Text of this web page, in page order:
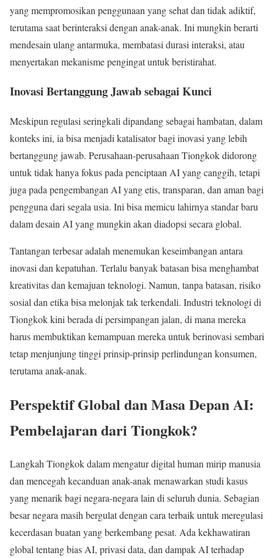
yang mempromosikan penggunaan yang sehat dan tidak adiktif,
terutama saat berinteraksi dengan anak-anak. Ini mungkin berarti
mendesain ulang antarmuka, membatasi durasi interaksi, atau
menyertakan mekanisme pengingat untuk beristirahat.
Inovasi Bertanggung Jawab sebagai Kunci
Meskipun regulasi seringkali dipandang sebagai hambatan, dalam
konteks ini, ia bisa menjadi katalisator bagi inovasi yang lebih
bertanggung jawab. Perusahaan-perusahaan Tiongkok didorong
untuk tidak hanya fokus pada penciptaan AI yang canggih, tetapi
juga pada pengembangan AI yang etis, transparan, dan aman bagi
pengguna dari segala usia. Ini bisa memicu lahirnya standar baru
dalam desain AI yang mungkin akan diadopsi secara global.
Tantangan terbesar adalah menemukan keseimbangan antara
inovasi dan kepatuhan. Terlalu banyak batasan bisa menghambat
kreativitas dan kemajuan teknologi. Namun, tanpa batasan, risiko
sosial dan etika bisa melonjak tak terkendali. Industri teknologi di
Tiongkok kini berada di persimpangan jalan, di mana mereka
harus membuktikan kemampuan mereka untuk berinovasi sembari
tetap menjunjung tinggi prinsip-prinsip perlindungan konsumen,
terutama anak-anak.
Perspektif Global dan Masa Depan AI:
Pembelajaran dari Tiongkok?
Langkah Tiongkok dalam mengatur digital human mirip manusia
dan mencegah kecanduan anak-anak menawarkan studi kasus
yang menarik bagi negara-negara lain di seluruh dunia. Sebagian
besar negara masih bergulat dengan cara terbaik untuk meregulasi
kecerdasan buatan yang berkembang pesat. Ada kekhawatiran
global tentang bias AI, privasi data, dan dampak AI terhadap